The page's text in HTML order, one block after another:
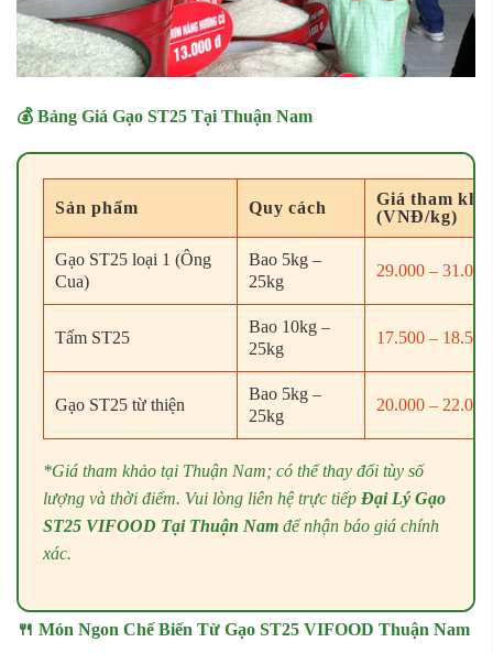
💰 Bảng Giá Gạo ST25 Tại Thuận Nam
Sản phẩm Quy cách
Giá tham
(VNĐ/kg)
Gạo ST25 loại 1 (Ông
Cua)
Bao 5kg –
25kg
29.000 – 31.000
Tấm ST25
Bao 10kg –
25kg
17.500 – 18.500
Gạo ST25 từ thiện
Bao 5kg –
25kg
20.000 – 22.000
*Giá tham khảo tại Thuận Nam; có thể thay đổi tùy số
lượng và thời điểm. Vui lòng liên hệ trực tiếp Đại Lý Gạo
ST25 VIFOOD Tại Thuận Nam để nhận báo giá chính
xác.
🍴 Món Ngon Chế Biến Từ Gạo ST25 VIFOOD Thuận Nam